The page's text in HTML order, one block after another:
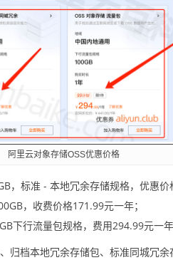
阿里云对象存储OSS优惠价格
，标准 - 本地冗余存储规格，优惠价
，收费价格171.99元一年；
下行流量包规格，费用294.99元一年
归档本地冗余存储包、标准同城冗